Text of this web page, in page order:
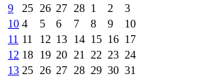
9
25 26 27 28 1 2
3
10 4 5 6 7 8 9
10
11 11 12 13 14 15 16 17
12 18 19 20 21 22 23 24
13 25 26 27 28 29 30 31